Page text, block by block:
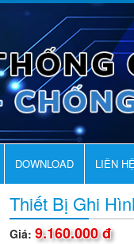
DOWNLOAD LIÊN HỆ
Thiết Bị Ghi
Giá: 9.160.000 đ